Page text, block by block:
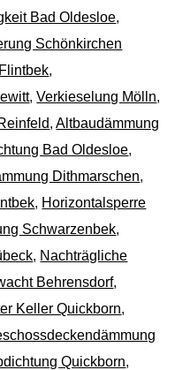
Bad Oldesloe,
Schönkirchen
,
,Verkieselung Mölln,
,Altbaudämmung
Bad Oldesloe,
Dithmarschen,
, Horizontalsperre
Schwarzenbek,
, Nachträgliche
Behrensdorf,
Keller Quickborn,
Quickborn,